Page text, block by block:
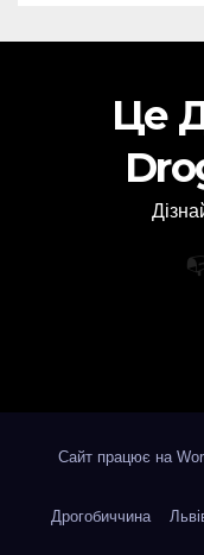
Це
Сайт працює на
Дрогобиччина